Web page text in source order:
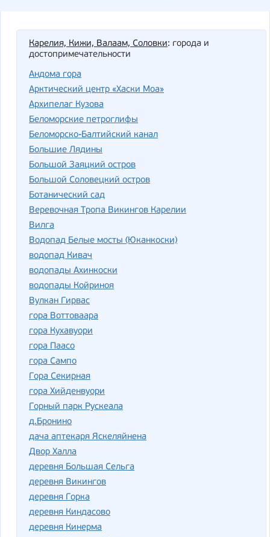
Карелия, Кижи, Валаам, Соловки: города и
достопримечательности
Андома гора
Арктический центр «Хаски Моа»
Архипелаг Кузова
Беломорские петроглифы
Беломорско-Балтийский канал
Большие Лядины
Большой Заяцкий остров
Большой Соловецкий остров
Ботанический сад
Веревочная Тропа Викингов Карелии
Вилга
Водопад Белые мосты (Юканкоски)
водопад Кивач
водопады Ахинкоски
водопады Койриноя
Вулкан Гирвас
гора Воттоваара
гора Кухавуори
гора Паасо
гора Сампо
Гора Секирная
гора Хийденвуори
Горный парк Рускеала
д.Бронино
дача аптекаря Яскеляйнена
Двор Халла
деревня Большая Сельга
деревня Викингов
деревня Горка
деревня Киндасово
деревня Кинерма